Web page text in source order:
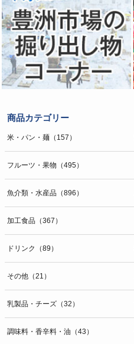
商品カテゴリー
米・パン・麺（157）
フルーツ・果物（495）
魚介類・水産品（896）
加工食品（367）
ドリンク（89）
その他（21）
乳製品・チーズ（32）
調味料・香辛料・油（43）